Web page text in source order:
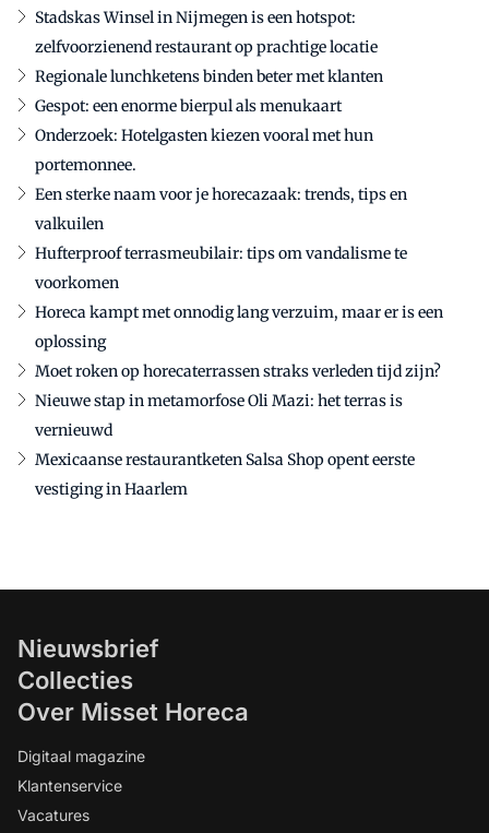
Stadskas Winsel in Nijmegen is een hotspot:
zelfvoorzienend restaurant op prachtige locatie
Regionale lunchketens binden beter met klanten
Gespot: een enorme bierpul als menukaart
Onderzoek: Hotelgasten kiezen vooral met hun
portemonnee.
Een sterke naam voor je horecazaak: trends, tips en
valkuilen
Hufterproof terrasmeubilair: tips om vandalisme te
voorkomen
Horeca kampt met onnodig lang verzuim, maar er is een
oplossing
Moet roken op horecaterrassen straks verleden tijd zijn?
Nieuwe stap in metamorfose Oli Mazi: het terras is
vernieuwd
Mexicaanse restaurantketen Salsa Shop opent eerste
vestiging in Haarlem
Nieuwsbrief
Collecties
Over Misset Horeca
Digitaal magazine
Klantenservice
Vacatures